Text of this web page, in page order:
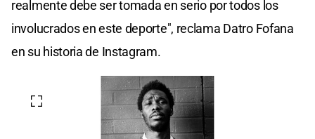
realmente debe ser tomada en serio por todos los
involucrados en este deporte", reclama Datro Fofana
en su historia de Instagram.